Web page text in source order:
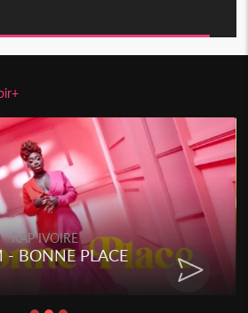
RAP IVOIRE
- BONNE PLACE